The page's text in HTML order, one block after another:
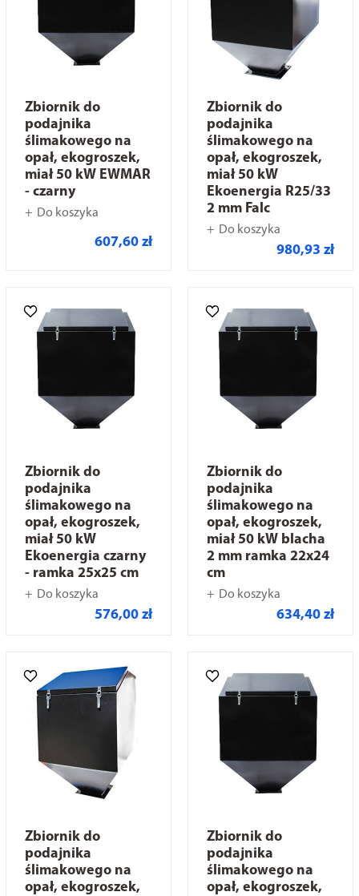
Zbiornik do
podajnika
ślimakowego na
opał, ekogroszek,
miał 50 kW EWMAR
- czarny
Do koszyka
607,60 zł
Zbiornik do
podajnika
ślimakowego na
opał, ekogroszek,
miał 50 kW
Ekoenergia R25/33
2 mm Falc
Do koszyka
980,93 zł
Zbiornik do
podajnika
ślimakowego na
opał, ekogroszek,
miał 50 kW
Ekoenergia czarny
- ramka 25x25 cm
Do koszyka
576,00 zł
Zbiornik do
podajnika
ślimakowego na
opał, ekogroszek,
miał 50 kW blacha
2 mm ramka 22x24
cm
Do koszyka
634,40 zł
Zbiornik do
podajnika
ślimakowego na
opał, ekogroszek,
Zbiornik do
podajnika
ślimakowego na
opał, ekogroszek,